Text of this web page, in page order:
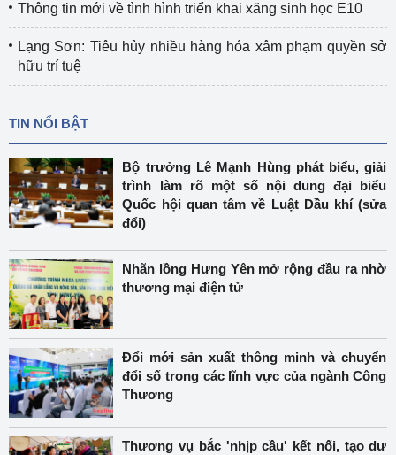
Thông tin mới về tình hình triển khai xăng sinh học E10
Lạng Sơn: Tiêu hủy nhiều hàng hóa xâm phạm quyền sở
hữu trí tuệ
TIN NỔI BẬT
Bộ trưởng Lê Mạnh Hùng phát biểu, giải
trình làm rõ một số nội dung đại biểu
Quốc hội quan tâm về Luật Dầu khí (sửa
đổi)
Nhãn lồng Hưng Yên mở rộng đầu ra nhờ
thương mại điện tử
Đổi mới sản xuất thông minh và chuyển
đổi số trong các lĩnh vực của ngành Công
Thương
Thương vụ bắc 'nhịp cầu' kết nối, tạo dư